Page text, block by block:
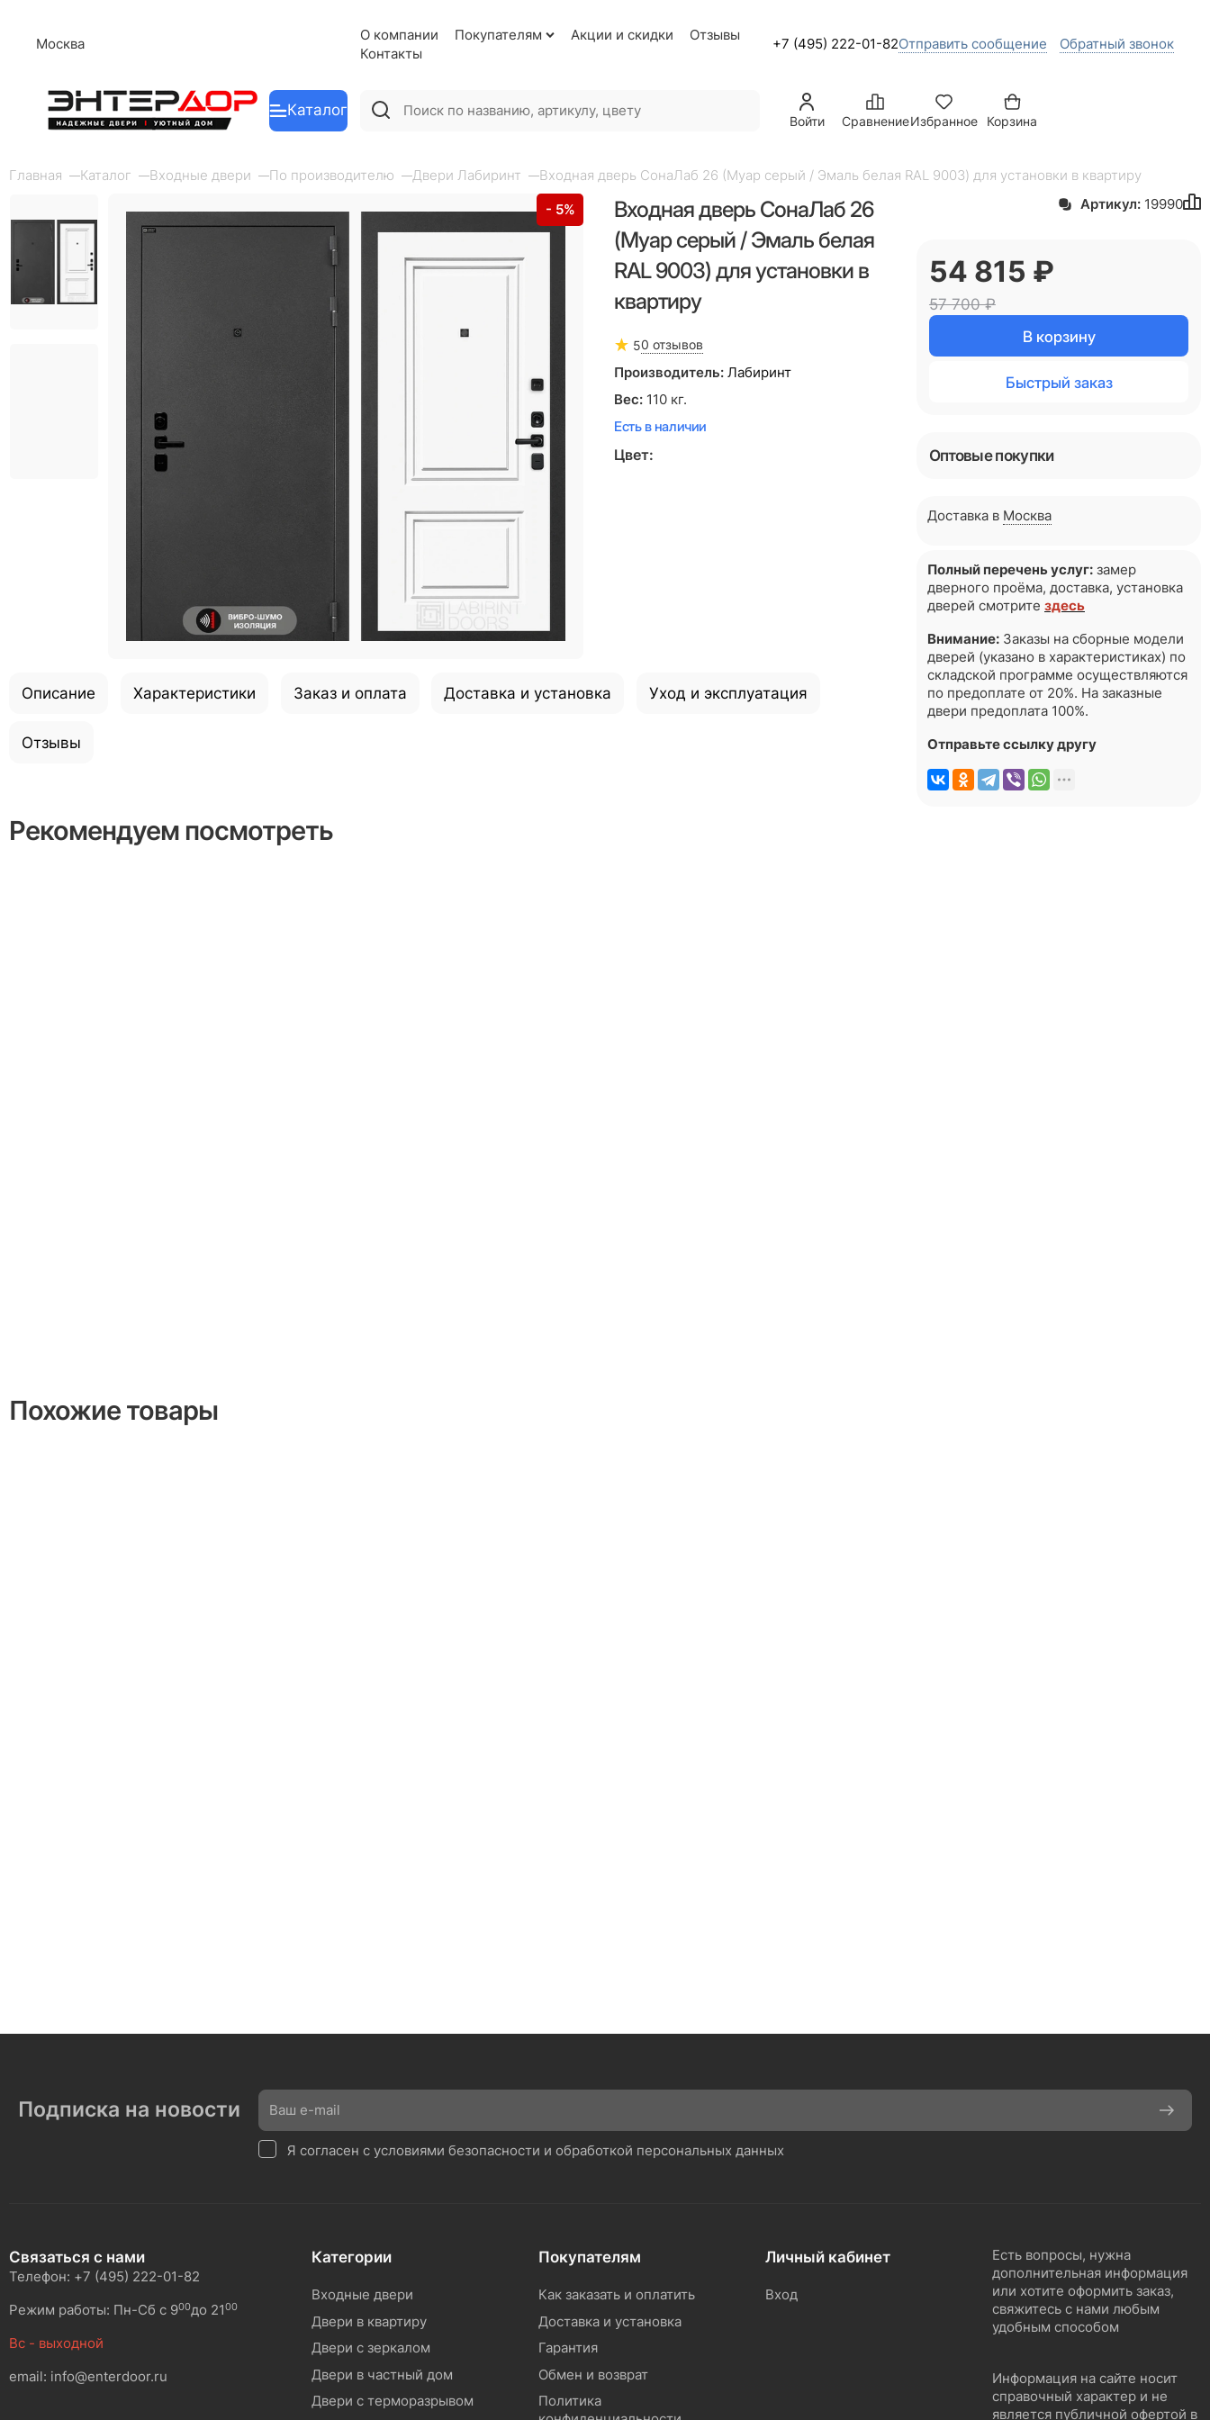
Москва
О компании Покупателям Акции и скидки
Отзывы
Контакты
+7 (495) 222-01-82Отправить сообщение Обратный звонок
Каталог
Войти СравнениеИзбранное Корзина
Главная Каталог Входные двери По производителю Двери Лабиринт Входная дверь СонаЛаб 26 (Муар серый / Эмаль белая RAL 9003) для установки в квартиру
- 5%
Входная дверь СонаЛаб 26
(Муар серый / Эмаль белая
RAL 9003) для установки в
квартиру
50 отзывов
Производитель: Лабиринт
Вес: 110 кг.
Есть в наличии
Цвет:
Описание Характеристики Заказ и оплата Доставка и установка Уход и эксплуатация
Отзывы
Рекомендуем посмотреть
Похожие товары
Артикул: 19990
57 700 ₽
54 815 ₽
В корзину
Быстрый заказ
Оптовые покупки
Доставка в Москва
Полный перечень услуг: замер
дверного проёма, доставка, установка
дверей смотрите здесь
Внимание: Заказы на сборные модели
дверей (указано в характеристиках) по
складской программе осуществляются
по предоплате от 20%. На заказные
двери предоплата 100%.
Отправьте ссылку другу
Подписка на новости
Я согласен с условиями безопасности и обработкой персональных данных
Связаться с нами
Телефон: +7 (495) 222-01-82
Режим работы: Пн-Сб с 900до 21 00
Вс - выходной
email: info@enterdoor.ru
Категории
Входные двери
Двери в квартиру
Двери с зеркалом
Двери в частный дом
Двери с терморазрывом
Покупателям
Как заказать и оплатить
Доставка и установка
Гарантия
Обмен и возврат
Политика
Личный кабинет
Вход
Есть вопросы, нужна
дополнительная информация
или хотите оформить заказ,
свяжитесь с нами любым
удобным способом
Информация на сайте носит
справочный характер и не
является публичной офертой в